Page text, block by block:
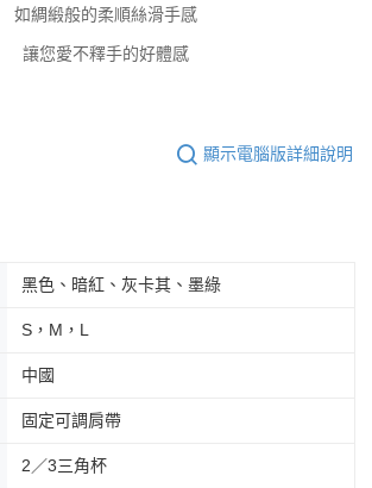
後付」時，將依據個別帳號之用戶狀況，依本公司即
。
如綢緞般的柔順絲滑手感
讓您愛不釋手的好體感
顯示電腦版詳細說明
黑色、暗紅、灰卡其、墨綠
S，M，L
中國
固定可調肩帶
2／3三角杯